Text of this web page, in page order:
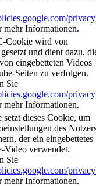
mehr Informationen.
Cookie wird von
und dient dazu,
eingebetteten Videos
Seiten zu verfolgen.
Sie
mehr Informationen.
setzt dieses Cookie, um
des
der ein eingebettetes
Video verwendet.
Sie
mehr Informationen.